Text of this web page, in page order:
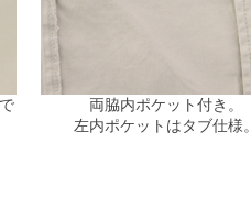
両脇内ポケット付き。
左内ポケットはタブ仕様。